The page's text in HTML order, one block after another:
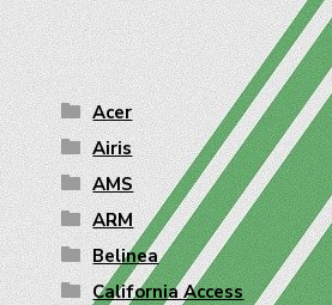
Acer
Airis
AMS
ARM
Belinea
California Access